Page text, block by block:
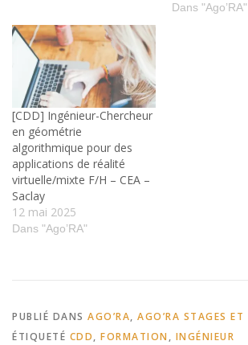
Dans "Ago’RA"
[CDD] Ingénieur-Chercheur
en géométrie
algorithmique pour des
applications de réalité
virtuelle/mixte F/H – CEA –
Saclay
12 mai 2025
Dans "Ago’RA"
PUBLIÉ DANS AGO’RA, AGO’RA STAGES ET
ÉTIQUETÉ CDD, FORMATION , INGÉNIEUR